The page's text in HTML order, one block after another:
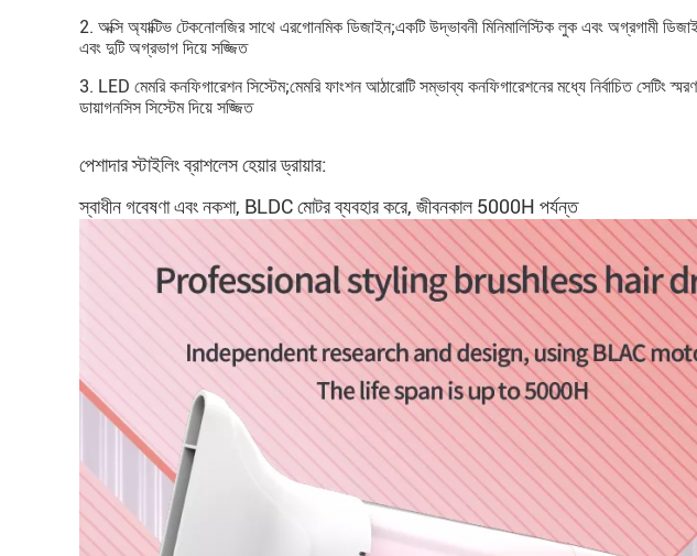
2. অক্সি অ্যাক্টিভ টেকনোলজির সাথে এরগোনমিক ডিজাইন;একটি উদ্ভাবনী মিনিমালিস্টিক লুক এবং
এবং দুটি অগ্রভাগ দিয়ে সজ্জিত
3. LED মেমরি কনফিগারেশন সিস্টেম;মেমরি ফাংশন আঠারোটি সম্ভাব্য কনফিগারেশনের মধ্যে নির্বাচিত
ডায়াগনসিস সিস্টেম দিয়ে সজ্জিত
পেশাদার স্টাইলিং ব্রাশলেস হেয়ার ড্রায়ার:
স্বাধীন গবেষণা এবং নকশা, BLDC মোটর ব্যবহার করে, জীবনকাল 5000H পর্যন্ত